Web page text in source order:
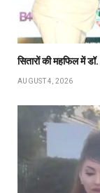
सितारों की महफिल में
AUGUST 4, 2026